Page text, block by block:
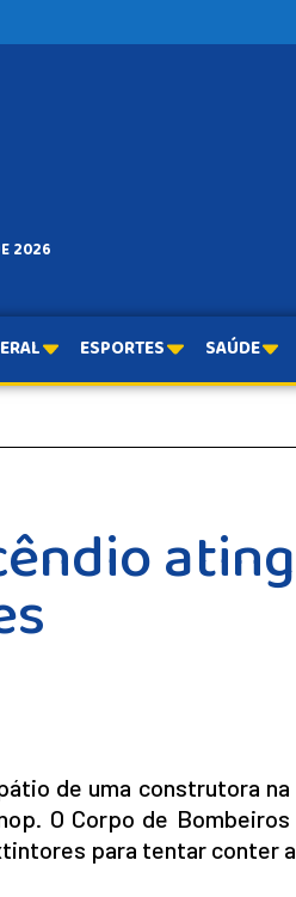
2026
ESPORTES SAÚDE
de uma construtora
O Corpo de
para tentar conter